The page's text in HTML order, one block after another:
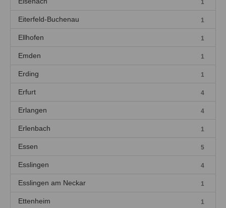
1
Eiterfeld-Buchenau 1
Ellhofen 1
Emden 1
Erding 1
Erfurt 4
Erlangen 4
Erlenbach 1
Essen 5
Esslingen 4
Esslingen am Neckar 1
Ettenheim 1